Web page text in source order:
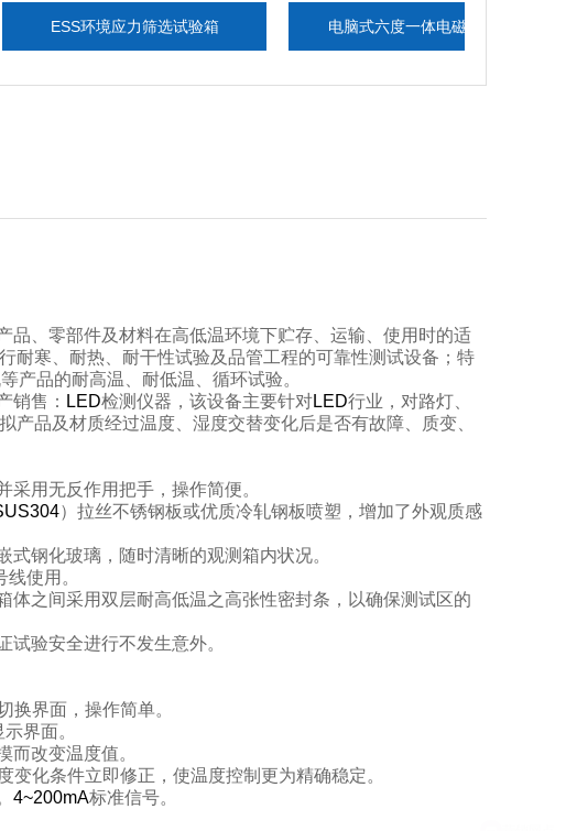
ESS环境应力筛选试验箱 电脑式六度一体电磁振动台
品、零部件及材料在高低温环境下贮存、运输、使用时的适
耐寒、耐热、耐干性试验及品管工程的可靠性测试设备；特
产品的耐高温、耐低温、循环试验。
销售 ： LED检测仪器，该设备主要针对LED行业，对路灯、
产品及材质经过温度、湿度交替变化后是否有故障、质变、
用无反作用把手，操作简便。
）拉丝不锈钢板或优质冷轧钢板喷塑，增加了外观质感
钢化玻璃，随时清晰的观测箱内状况。
使用。
体之间采用双层耐高低温之高张性密封条，以确保测试区的
验安全进行不发生意外。
换界面，操作简单。
界面。
而改变温度值。
变化条件立即修正，使温度控制更为精确稳定。
4~200mA标准信号。